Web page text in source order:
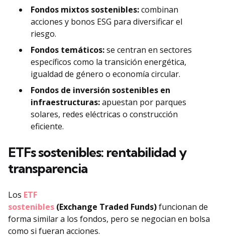
Fondos mixtos sostenibles:combinan
acciones y bonos ESG para diversificar el
riesgo.
Fondos temáticos:se centran en sectores
específicos como la transición energética,
igualdad de género o economía circular.
Fondos de inversión sostenibles en
infraestructuras:apuestan por parques
solares, redes eléctricas o construcción
eficiente.
ETFs sostenibles: rentabilidad y
transparencia
Los ETF
sostenibles (Exchange Traded Funds)funcionan de
forma similar a los fondos, pero se negocian en bolsa
como si fueran acciones.